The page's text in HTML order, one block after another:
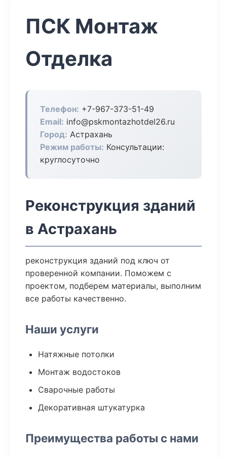
ПСК Монтаж
Отделка
Телефон: +7-967-373-51-49
Email: info@pskmontazhotdel26.ru
Город: Астрахань
Режим работы: Консультации:
круглосуточно
Реконструкция зданий
в Астрахань
реконструкция зданий под ключ от
проверенной компании. Поможем с
проектом, подберем материалы, выполним
все работы качественно.
Наши услуги
Натяжные потолки
Монтаж водостоков
Сварочные работы
Декоративная штукатурка
Преимущества работы с нами